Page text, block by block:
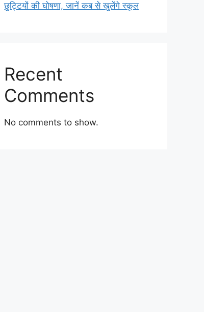
छुट्टियों की घोषणा, जानें कब से खुलेंगे स्कूल
Recent
Comments
No comments to show.